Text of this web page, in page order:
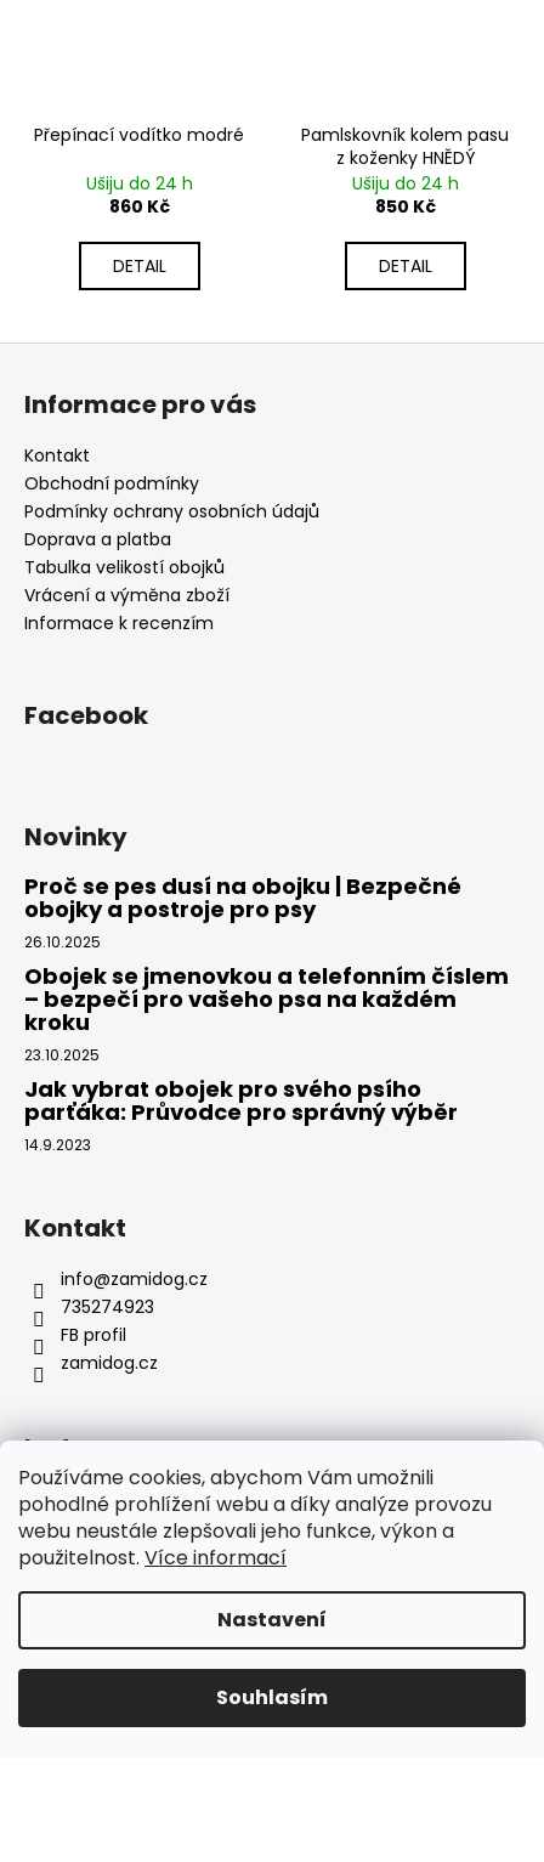
Používáme cookies, abychom Vám umožnili
pohodlné prohlížení webu a díky analýze provozu
webu neustále zlepšovali jeho funkce, výkon a
použitelnost. Více informací
Nastavení
Souhlasím
Přepínací vodítko modré
Ušiju do 24 h
860 Kč
DETAIL
Pamlskovník kolem pasu
z koženky HNĚDÝ
Ušiju do 24 h
850 Kč
DETAIL
Z
Informace pro vás
Kontakt
Obchodní podmínky
Podmínky ochrany osobních údajů
Doprava a platba
Tabulka velikostí obojků
Vrácení a výměna zboží
Informace k recenzím
Facebook
Novinky
Proč se pes dusí na obojku | Bezpečné
obojky a postroje pro psy
26.10.2025
Obojek se jmenovkou a telefonním číslem
– bezpečí pro vašeho psa na každém
kroku
23.10.2025
Jak vybrat obojek pro svého psího
parťáka: Průvodce pro správný výběr
14.9.2023
Kontakt
info@zamidog.cz
735274923
FB profil
zamidog.cz
Instagram